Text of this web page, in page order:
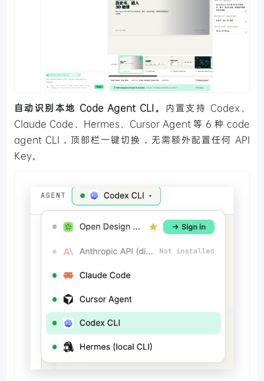
自动识别本地 Code Agent CLI。 内置支持 Codex、
Claude Code、Hermes、Cursor Agent 等 6 种 code
agent CLI，顶部栏一键切换，无需额外配置任何 API
Key。